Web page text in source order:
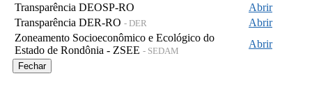
Transparência DEOSP-RO
Abrir
Transparência DER-RO - DER
Abrir
Zoneamento Socioeconômico e Ecológico do
Estado de Rondônia - ZSEE - SEDAM
Abrir
Fechar